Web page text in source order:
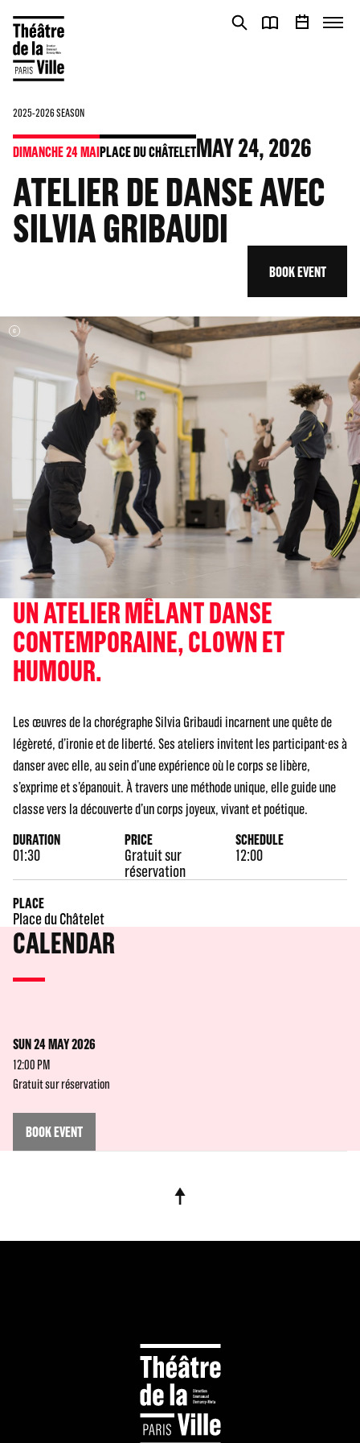
2025-2026 SEASON
DIMANCHE 24 MAIPLACE DU CHÂTELETMAY24, 2026
ATELIER DE DANSE AVEC
SILVIA GRIBAUDI
BOOK EVENT
UN ATELIER MÊLANT DANSE
CONTEMPORAINE, CLOWN ET
HUMOUR.
Les œuvres de la chorégraphe Silvia Gribaudi incarnent une quête de
légèreté, d’ironie et de liberté. Ses ateliers invitent les participant·es à
danser avec elle, au sein d’une expérience où le corps se libère,
s’exprime et s’épanouit. À travers une méthode unique, elle guide une
classe vers la découverte d’un corps joyeux, vivant et poétique.
DURATION
01:30
PRICE
Gratuit sur
réservation
SCHEDULE
12:00
PLACE
Place du Châtelet
CALENDAR
SUN 24 MAY 2026
12:00 PM
Gratuit sur réservation
BOOK EVENT